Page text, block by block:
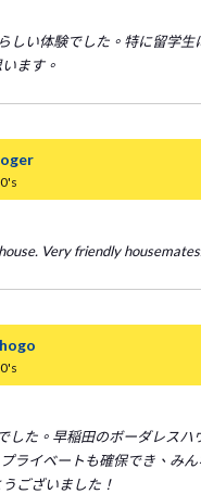
しい体験でした。特に留学生
ます。
Very friendly
した。早稲田のボーダレスハ
ライベートも確保でき、み
ございました！